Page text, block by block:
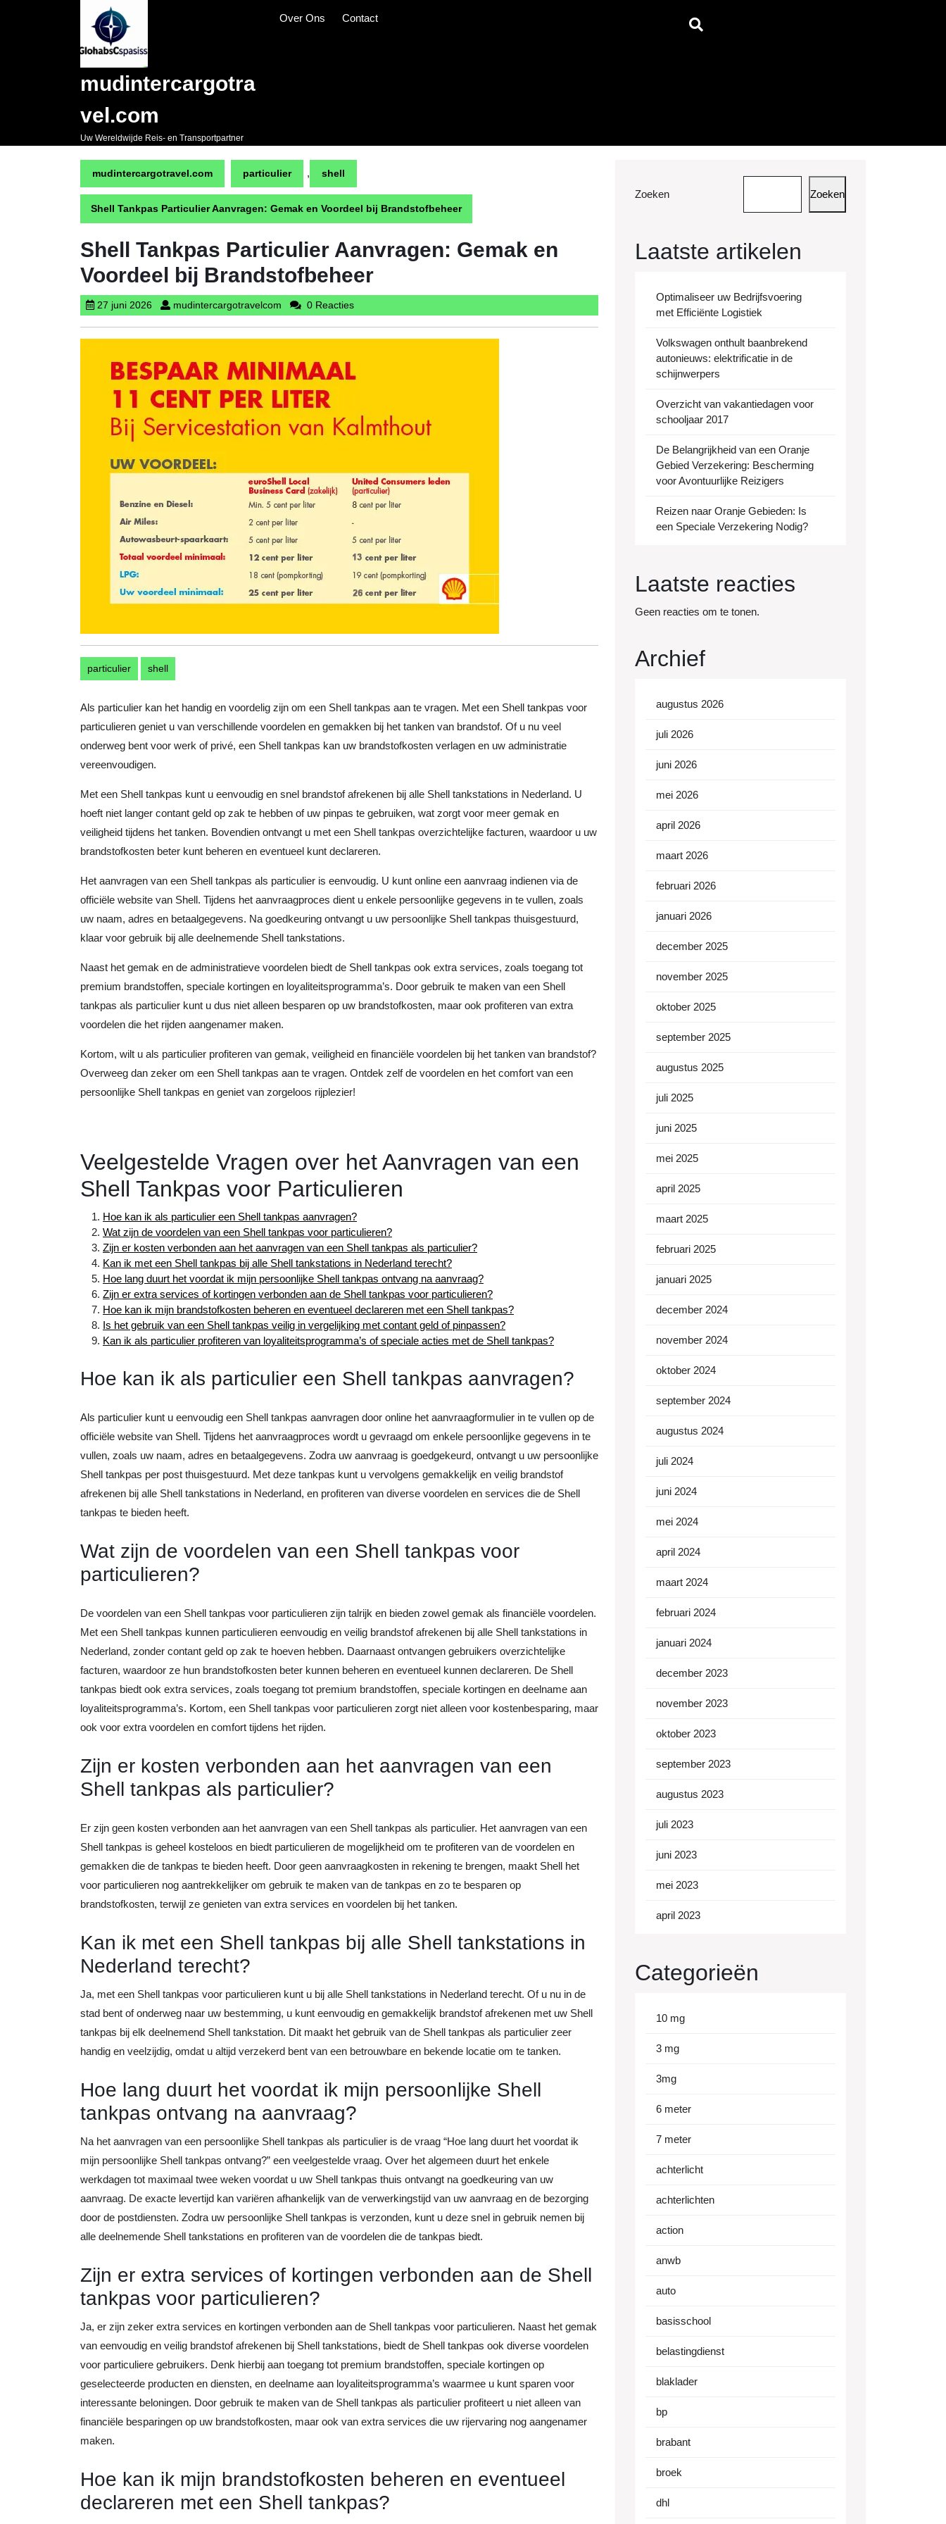
mudintercargotra
vel.com
Uw Wereldwijde Reis- en Transportpartner
Over Ons Contact
mudintercargotravel.com particulier , shell
Shell Tankpas Particulier Aanvragen: Gemak en Voordeel bij Brandstofbeheer
Shell Tankpas Particulier Aanvragen: Gemak en
Voordeel bij Brandstofbeheer
27 juni 202627
juni
mudintercargotravelcom mudintercargotravelcom
0 Reacties
particulier shell
Als particulier kan het handig en voordelig zijn om een Shell tankpas aan te vragen. Met een Shell tankpas voor
particulieren geniet u van verschillende voordelen en gemakken bij het tanken van brandstof. Of u nu veel
onderweg bent voor werk of privé, een Shell tankpas kan uw brandstofkosten verlagen en uw administratie
vereenvoudigen.
Met een Shell tankpas kunt u eenvoudig en snel brandstof afrekenen bij alle Shell tankstations in Nederland. U
hoeft niet langer contant geld op zak te hebben of uw pinpas te gebruiken, wat zorgt voor meer gemak en
veiligheid tijdens het tanken. Bovendien ontvangt u met een Shell tankpas overzichtelijke facturen, waardoor u uw
brandstofkosten beter kunt beheren en eventueel kunt declareren.
Het aanvragen van een Shell tankpas als particulier is eenvoudig. U kunt online een aanvraag indienen via de
officiële website van Shell. Tijdens het aanvraagproces dient u enkele persoonlijke gegevens in te vullen, zoals
uw naam, adres en betaalgegevens. Na goedkeuring ontvangt u uw persoonlijke Shell tankpas thuisgestuurd,
klaar voor gebruik bij alle deelnemende Shell tankstations.
Naast het gemak en de administratieve voordelen biedt de Shell tankpas ook extra services, zoals toegang tot
premium brandstoffen, speciale kortingen en loyaliteitsprogramma’s. Door gebruik te maken van een Shell
tankpas als particulier kunt u dus niet alleen besparen op uw brandstofkosten, maar ook profiteren van extra
voordelen die het rijden aangenamer maken.
Kortom, wilt u als particulier profiteren van gemak, veiligheid en financiële voordelen bij het tanken van brandstof?
Overweeg dan zeker om een Shell tankpas aan te vragen. Ontdek zelf de voordelen en het comfort van een
persoonlijke Shell tankpas en geniet van zorgeloos rijplezier!
Veelgestelde Vragen over het Aanvragen van een
Shell Tankpas voor Particulieren
Hoe kan ik als particulier een Shell tankpas aanvragen?
Wat zijn de voordelen van een Shell tankpas voor particulieren?
Zijn er kosten verbonden aan het aanvragen van een Shell tankpas als particulier?
Kan ik met een Shell tankpas bij alle Shell tankstations in Nederland terecht?
Hoe lang duurt het voordat ik mijn persoonlijke Shell tankpas ontvang na aanvraag?
Zijn er extra services of kortingen verbonden aan de Shell tankpas voor particulieren?
Hoe kan ik mijn brandstofkosten beheren en eventueel declareren met een Shell tankpas?
Is het gebruik van een Shell tankpas veilig in vergelijking met contant geld of pinpassen?
Kan ik als particulier profiteren van loyaliteitsprogramma’s of speciale acties met de Shell tankpas?
Hoe kan ik als particulier een Shell tankpas aanvragen?
Als particulier kunt u eenvoudig een Shell tankpas aanvragen door online het aanvraagformulier in te vullen op de
officiële website van Shell. Tijdens het aanvraagproces wordt u gevraagd om enkele persoonlijke gegevens in te
vullen, zoals uw naam, adres en betaalgegevens. Zodra uw aanvraag is goedgekeurd, ontvangt u uw persoonlijke
Shell tankpas per post thuisgestuurd. Met deze tankpas kunt u vervolgens gemakkelijk en veilig brandstof
afrekenen bij alle Shell tankstations in Nederland, en profiteren van diverse voordelen en services die de Shell
tankpas te bieden heeft.
Wat zijn de voordelen van een Shell tankpas voor
particulieren?
De voordelen van een Shell tankpas voor particulieren zijn talrijk en bieden zowel gemak als financiële voordelen.
Met een Shell tankpas kunnen particulieren eenvoudig en veilig brandstof afrekenen bij alle Shell tankstations in
Nederland, zonder contant geld op zak te hoeven hebben. Daarnaast ontvangen gebruikers overzichtelijke
facturen, waardoor ze hun brandstofkosten beter kunnen beheren en eventueel kunnen declareren. De Shell
tankpas biedt ook extra services, zoals toegang tot premium brandstoffen, speciale kortingen en deelname aan
loyaliteitsprogramma’s. Kortom, een Shell tankpas voor particulieren zorgt niet alleen voor kostenbesparing, maar
ook voor extra voordelen en comfort tijdens het rijden.
Zijn er kosten verbonden aan het aanvragen van een
Shell tankpas als particulier?
Er zijn geen kosten verbonden aan het aanvragen van een Shell tankpas als particulier. Het aanvragen van een
Shell tankpas is geheel kosteloos en biedt particulieren de mogelijkheid om te profiteren van de voordelen en
gemakken die de tankpas te bieden heeft. Door geen aanvraagkosten in rekening te brengen, maakt Shell het
voor particulieren nog aantrekkelijker om gebruik te maken van de tankpas en zo te besparen op
brandstofkosten, terwijl ze genieten van extra services en voordelen bij het tanken.
Kan ik met een Shell tankpas bij alle Shell tankstations in
Nederland terecht?
Ja, met een Shell tankpas voor particulieren kunt u bij alle Shell tankstations in Nederland terecht. Of u nu in de
stad bent of onderweg naar uw bestemming, u kunt eenvoudig en gemakkelijk brandstof afrekenen met uw Shell
tankpas bij elk deelnemend Shell tankstation. Dit maakt het gebruik van de Shell tankpas als particulier zeer
handig en veelzijdig, omdat u altijd verzekerd bent van een betrouwbare en bekende locatie om te tanken.
Hoe lang duurt het voordat ik mijn persoonlijke Shell
tankpas ontvang na aanvraag?
Na het aanvragen van een persoonlijke Shell tankpas als particulier is de vraag “Hoe lang duurt het voordat ik
mijn persoonlijke Shell tankpas ontvang?” een veelgestelde vraag. Over het algemeen duurt het enkele
werkdagen tot maximaal twee weken voordat u uw Shell tankpas thuis ontvangt na goedkeuring van uw
aanvraag. De exacte levertijd kan variëren afhankelijk van de verwerkingstijd van uw aanvraag en de bezorging
door de postdiensten. Zodra uw persoonlijke Shell tankpas is verzonden, kunt u deze snel in gebruik nemen bij
alle deelnemende Shell tankstations en profiteren van de voordelen die de tankpas biedt.
Zijn er extra services of kortingen verbonden aan de Shell
tankpas voor particulieren?
Ja, er zijn zeker extra services en kortingen verbonden aan de Shell tankpas voor particulieren. Naast het gemak
van eenvoudig en veilig brandstof afrekenen bij Shell tankstations, biedt de Shell tankpas ook diverse voordelen
voor particuliere gebruikers. Denk hierbij aan toegang tot premium brandstoffen, speciale kortingen op
geselecteerde producten en diensten, en deelname aan loyaliteitsprogramma’s waarmee u kunt sparen voor
interessante beloningen. Door gebruik te maken van de Shell tankpas als particulier profiteert u niet alleen van
financiële besparingen op uw brandstofkosten, maar ook van extra services die uw rijervaring nog aangenamer
maken.
Hoe kan ik mijn brandstofkosten beheren en eventueel
declareren met een Shell tankpas?
Zoeken Zoeken
Laatste artikelen
Optimaliseer uw Bedrijfsvoering
met Efficiënte Logistiek
Volkswagen onthult baanbrekend
autonieuws: elektrificatie in de
schijnwerpers
Overzicht van vakantiedagen voor
schooljaar 2017
De Belangrijkheid van een Oranje
Gebied Verzekering: Bescherming
voor Avontuurlijke Reizigers
Reizen naar Oranje Gebieden: Is
een Speciale Verzekering Nodig?
Laatste reacties
Geen reacties om te tonen.
Archief
augustus 2026
juli 2026
juni 2026
mei 2026
april 2026
maart 2026
februari 2026
januari 2026
december 2025
november 2025
oktober 2025
september 2025
augustus 2025
juli 2025
juni 2025
mei 2025
april 2025
maart 2025
februari 2025
januari 2025
december 2024
november 2024
oktober 2024
september 2024
augustus 2024
juli 2024
juni 2024
mei 2024
april 2024
maart 2024
februari 2024
januari 2024
december 2023
november 2023
oktober 2023
september 2023
augustus 2023
juli 2023
juni 2023
mei 2023
april 2023
Categorieën
10 mg
3 mg
3mg
6 meter
7 meter
achterlicht
achterlichten
action
anwb
auto
basisschool
belastingdienst
blaklader
bp
brabant
broek
dhl